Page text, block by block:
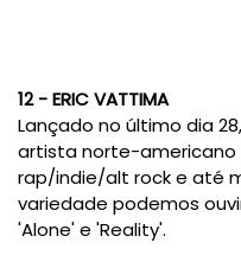
12 - ERIC VATTIMA
Lançado no último dia
artista norte-americano
rap/indie/alt rock e até
variedade podemos
'Alone' e 'Reality'.